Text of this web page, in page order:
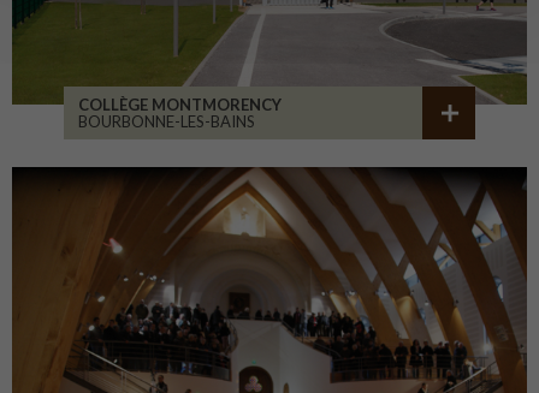
COLLÈGE MONTMORENCY
BOURBONNE-LES-BAINS